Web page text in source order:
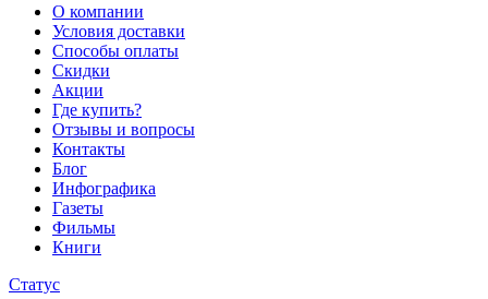
О компании
Условия доставки
Способы оплаты
Скидки
Акции
Где купить?
Отзывы и вопросы
Контакты
Блог
Инфографика
Газеты
Фильмы
Книги
Статус